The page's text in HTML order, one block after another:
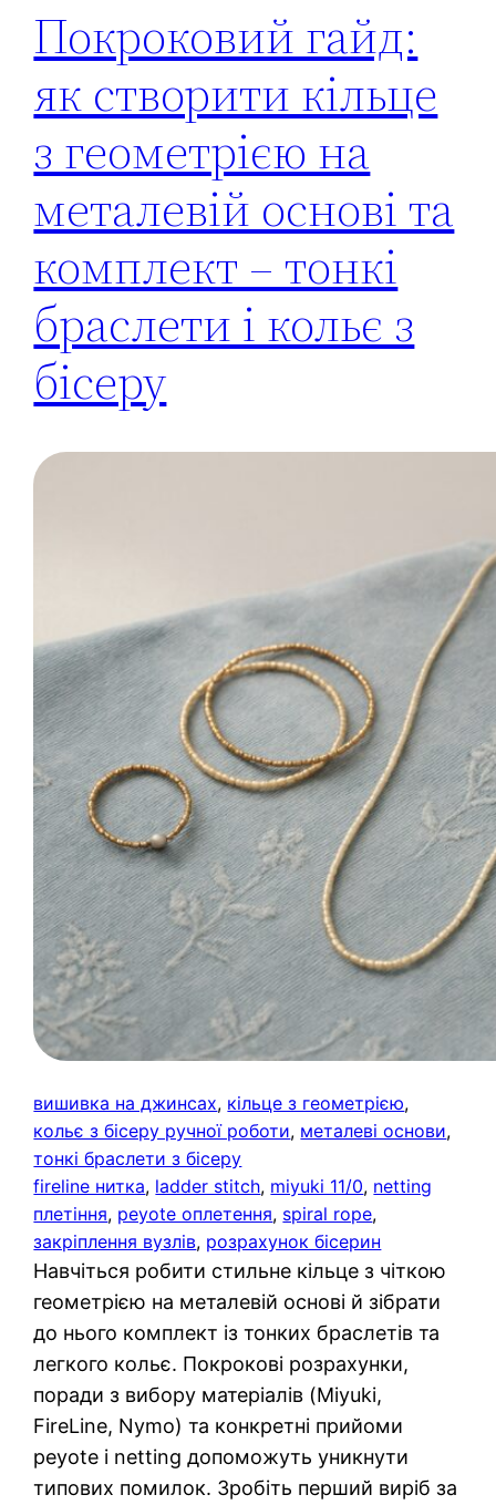
Покроковий гайд:
як створити кільце
з геометрією на
металевій основі та
комплект – тонкі
браслети і кольє з
бісеру
вишивка на джинсах, кільце з геометрією
кольє з бісеру ручної роботи, металеві основи
тонкі браслети з бісеру
fireline нитка, ladder stitch, miyuki 11/0, netting
плетіння, peyote оплетення, spiral rope
закріплення вузлів, розрахунок бісерин
Навчіться робити стильне кільце з чіткою
геометрією на металевій основі й зібрати
до нього комплект із тонких браслетів та
легкого кольє. Покрокові розрахунки,
поради з вибору матеріалів (Miyuki,
FireLine, Nymo) та конкретні прийоми
peyote і netting допоможуть уникнути
типових помилок. Зробіть перший виріб за